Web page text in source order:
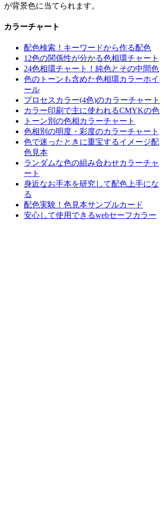
が背景色に当てられます。
カラーチャート
配色検索！キーワードから作る配色
12色の関係性が分かる色相環チャート
24色相環チャート！純色とその中間色
色のトーンも含めた色相環カラーホイ
ール
プロセスカラー(4色)のカラーチャート
カラー印刷で主に使われるCMYKの色
トーン別の色相カラーチャート
色相別の明度・彩度のカラーチャート
色で迷ったときに重宝するイメージ配
色見本
ランダムな色の組み合わせカラーチャ
ート
身近なお手本を研究して配色上手にな
る
配色実験！色見本サンプルカード
安心して使用できるwebセーフカラー